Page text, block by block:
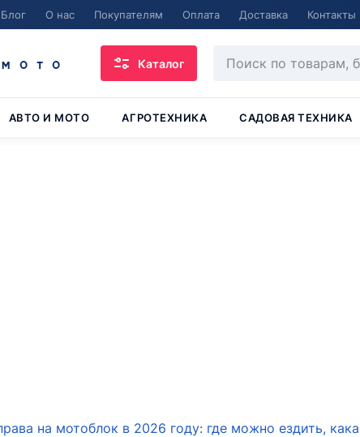
Блог О нас Покупателям Оплата Доставка Контакты
Каталог
АВТО И МОТО АГРОТЕХНИКА САДОВАЯ ТЕХНИКА
на мотоблок в 2026 году: где можно ездить,